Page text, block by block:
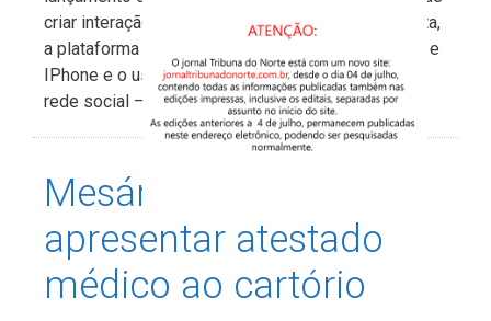
criar interação entre eleitores e candidatos. Gratuita,
a plataforma está disponível nas versões Android e
IPhone e o usuário pode entrar com uma conta de
rede social – Facebook ou Google …Ler mais
Mesário doente deve
apresentar atestado
médico ao cartório